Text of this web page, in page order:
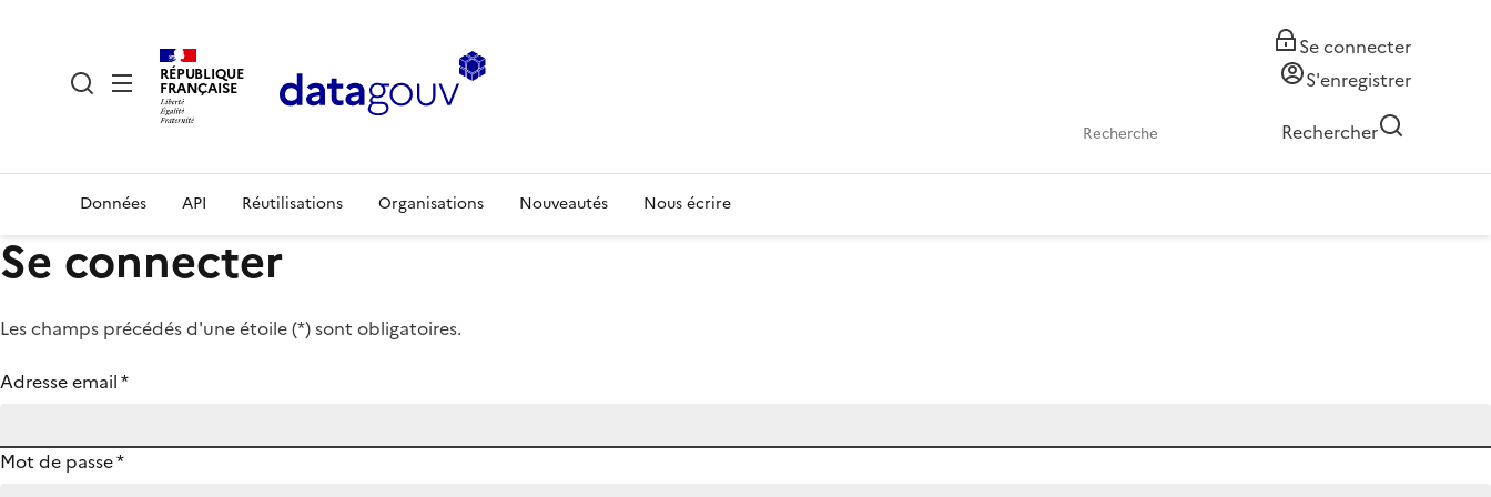
RÉPUBLIQUE
FRANÇAISE
Se connecter
S'enregistrer
Rechercher
Données API Réutilisations Organisations Nouveautés Nous écrire
Se connecter
Les champs précédés d'une étoile (*) sont obligatoires.
Adresse email*
Mot de passe*